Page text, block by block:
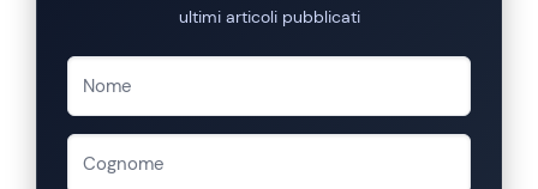
ultimi articoli pubblicati